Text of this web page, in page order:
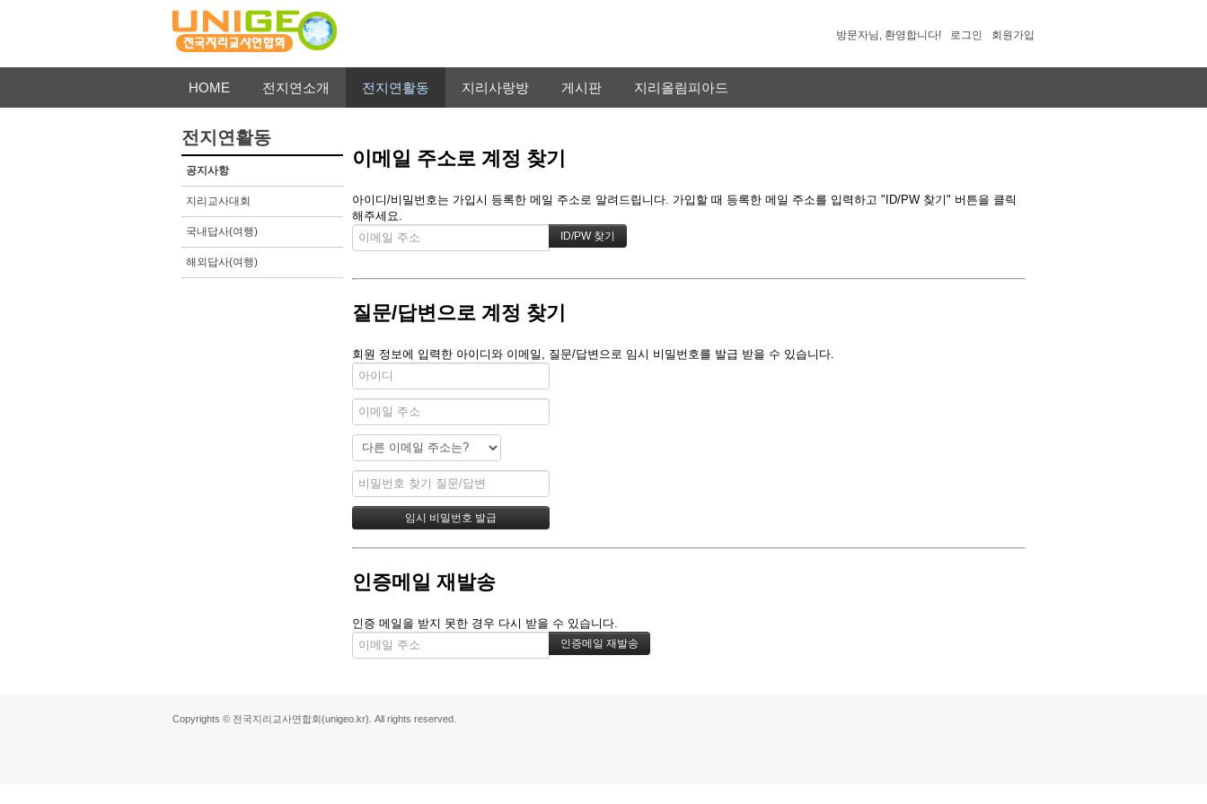
방문자님, 환영합니다! 로그인 회원가입
HOME 전지연소개 전지연활동 지리사랑방 게시판 지리올림피아드
전지연활동
공지사항
지리교사대회
국내답사(여행)
해외답사(여행)
이메일 주소로 계정 찾기
아이디/비밀번호는 가입시 등록한 메일 주소로 알려드립니다. 가입할 때 등록한 메일 주소를 입력하고 "ID/PW 찾기" 버튼을 클릭
해주세요.
질문/답변으로 계정 찾기
회원 정보에 입력한 아이디와 이메일, 질문/답변으로 임시 비밀번호를 발급 받을 수 있습니다.
인증메일 재발송
인증 메일을 받지 못한 경우 다시 받을 수 있습니다.
Copyrights © 전국지리교사연합회(unigeo.kr). All rights reserved.